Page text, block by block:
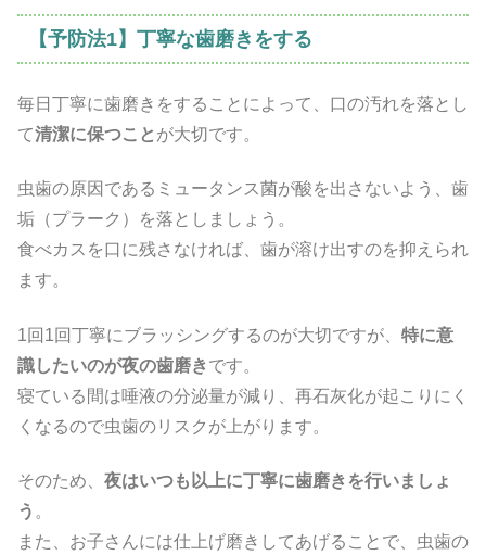
【予防法1】丁寧な歯磨きをする
毎日丁寧に歯磨きをすることによって、口の汚れを落とし
て清潔に保つこと が大切です。
虫歯の原因であるミュータンス菌が酸を出さないよう、歯
垢（プラーク）を落としましょう。
食べカスを口に残さなければ、歯が溶け出すのを抑えられ
ます。
1回1回丁寧にブラッシングするのが大切ですが、 特に意
識したいのが夜の歯磨き です。
寝ている間は唾液の分泌量が減り、再石灰化が起こりにく
くなるので虫歯のリスクが上がります。
そのため、 夜はいつも以上に丁寧に歯磨きを行いましょ
う 。
また、お子さんには仕上げ磨きしてあげることで、虫歯の